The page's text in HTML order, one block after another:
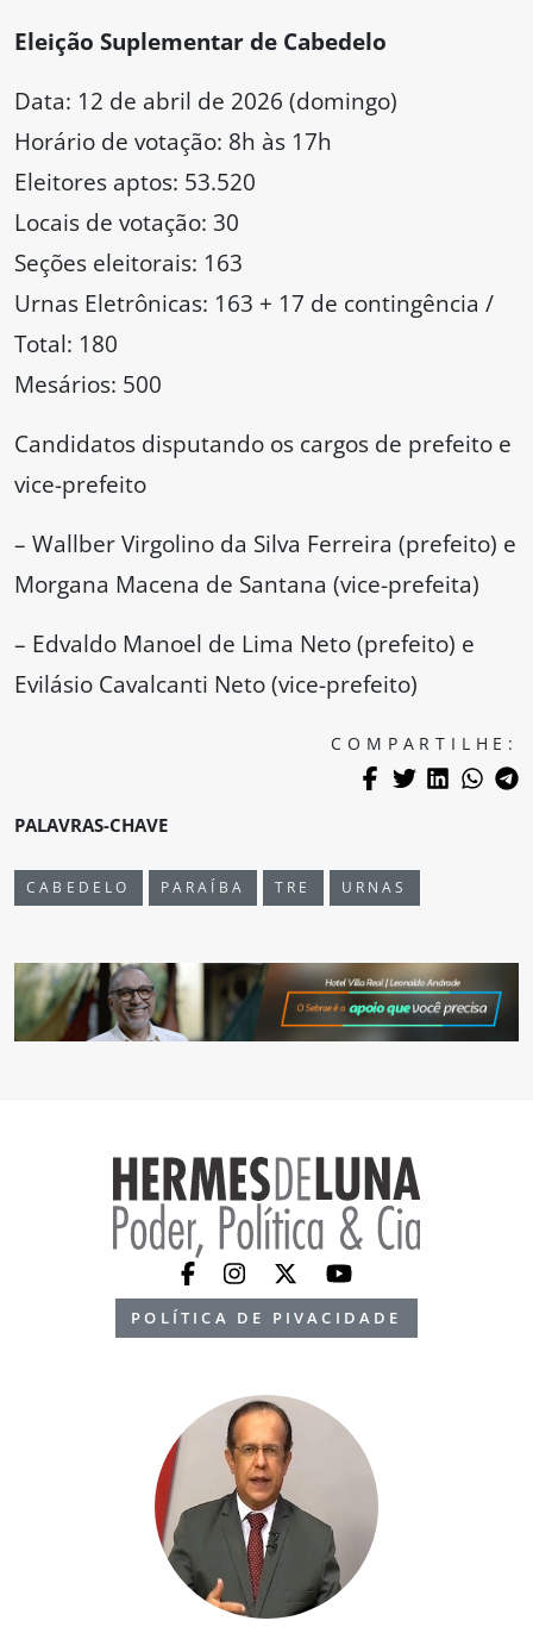
Eleição Suplementar de Cabedelo
Data: 12 de abril de 2026 (domingo)
Horário de votação: 8h às 17h
Eleitores aptos: 53.520
Locais de votação: 30
Seções eleitorais: 163
Urnas Eletrônicas: 163 + 17 de contingência /
Total: 180
Mesários: 500
Candidatos disputando os cargos de prefeito e
vice-prefeito
– Wallber Virgolino da Silva Ferreira (prefeito) e
Morgana Macena de Santana (vice-prefeita)
– Edvaldo Manoel de Lima Neto (prefeito) e
Evilásio Cavalcanti Neto (vice-prefeito)
COMPARTILHE:
PALAVRAS-CHAVE
CABEDELO PARAÍBA TRE URNAS
POLÍTICA DE PIVACIDADE